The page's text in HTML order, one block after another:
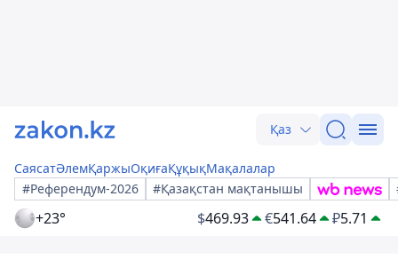
Қаз
СаясатӘлемҚаржыОқиғаҚұқықМақалалар
#Референдум-2026
#Қазақстан мақтанышы
+23° $469.93 €541.64 ₽5.71